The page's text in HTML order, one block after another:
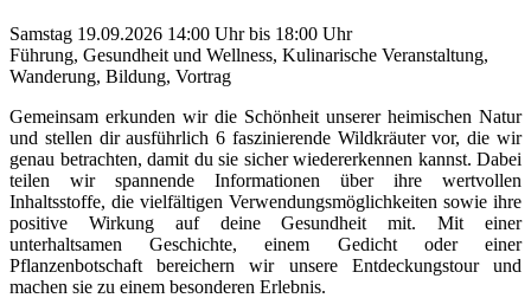
Samstag 19.09.2026 14:00 Uhrbis 18:00 Uhr
Führung, Gesundheit und Wellness, Kulinarische Veranstaltung,
Wanderung, Bildung, Vortrag
Gemeinsam erkunden wir die Schönheit unserer heimischen Natur
und stellen dir ausführlich 6 faszinierende Wildkräuter vor, die wir
genau betrachten, damit du sie sicher wiedererkennen kannst. Dabei
teilen wir spannende Informationen über ihre wertvollen
Inhaltsstoffe, die vielfältigen Verwendungsmöglichkeiten sowie ihre
positive Wirkung auf deine Gesundheit mit. Mit einer
unterhaltsamen Geschichte, einem Gedicht oder einer
Pflanzenbotschaft bereichern wir unsere Entdeckungstour und
machen sie zu einem besonderen Erlebnis.